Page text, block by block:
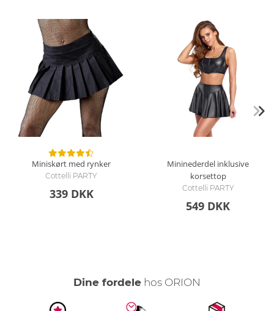
Miniskørt med rynker
Cottelli PARTY
339 DKK
Mininederdel inklusive
korsettop
Cottelli PARTY
549 DKK
Dine fordele hos ORION